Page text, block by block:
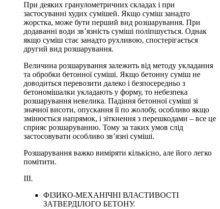
При деяких гранулометричних складах і при
застосуванні худих сумішей. Якщо суміш занадто
жорстка, може бути перший вид розшарування. При
додаванні води зв’язність суміші поліпшується. Однак
якщо суміш стає занадто рухливою, спостерігається
другий вид розшарування.
Величина розшарування залежить від методу укладання
та обробки бетонної суміші. Якщо бетонну суміш не
доводиться перевозити далеко і безпосередньо з
бетономішалки укладають у форму, то небезпека
розшарування невелика. Падіння бетонної суміші зі
значної висоти, опускання її по жолобу, особливо якщо
змінюється напрямок, і зіткнення з перешкодами – все це
сприяє розшаруванню. Тому за таких умов слід
застосовувати особливо зв’язні суміші.
Розшарування важко виміряти кількісно, але його легко
помітити.
III.
ФІЗИКО-МЕХАНІЧНІ ВЛАСТИВОСТІ
ЗАТВЕРДІЛОГО БЕТОНУ.